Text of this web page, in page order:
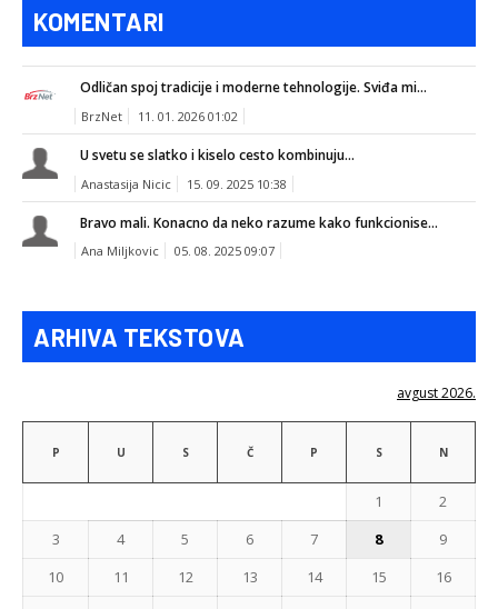
KOMENTARI
Odličan spoj tradicije i moderne tehnologije. Sviđa mi...
BrzNet 11. 01. 2026 01:02
U svetu se slatko i kiselo cesto kombinuju...
Anastasija Nicic 15. 09. 2025 10:38
Bravo mali. Konacno da neko razume kako funkcionise...
Ana Miljkovic 05. 08. 2025 09:07
ARHIVA TEKSTOVA
avgust 2026.
P U S Č P S N
1
2
3
4 5 6 7 8
9
10
11 12 13 14 15
16